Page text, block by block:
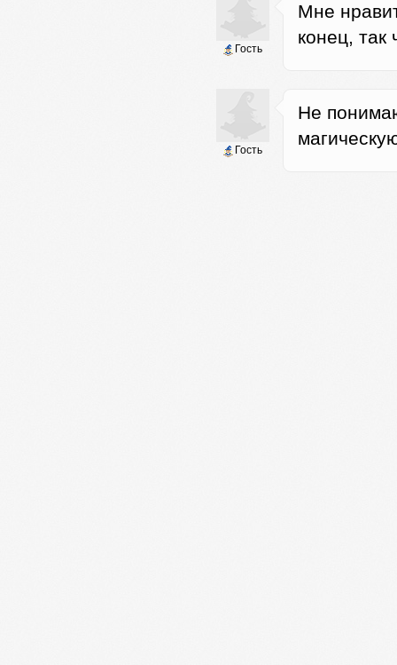
Гость
Мне
конец,
Гость
Не